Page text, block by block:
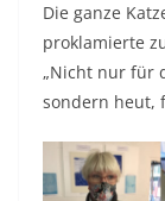
Die ganze
proklamierte
„Nicht nur für
sondern heut,